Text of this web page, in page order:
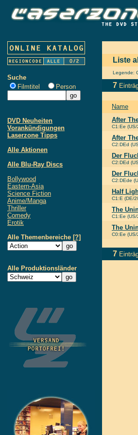
Suche
Filmtitel
Person
DVD Neuheiten
Vorankündigungen
Laserzone Tipps
Alle Aktionen
Alle Blu-Ray Discs
Bollywood
Eastern-Asia
Science Fiction
Anime/Manga
Thriller
Comedy
Erotik
Alle Themenbereiche [?]
Alle Produktionsländer
Liste
Legende:
7
Name
After
C1:Ee
After
C2:DEd
Der
C2:DEd
Der
C2:DEde
Half
C1:E (DE/
The
C1:Ee
The
C0:Ee
7